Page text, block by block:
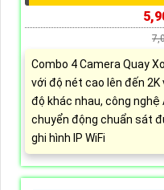
Combo 4 Camera Quay
với độ nét cao lên đến
độ khác nhau, công
chuyển động chuẩn sát
ghi hình IP WiFi